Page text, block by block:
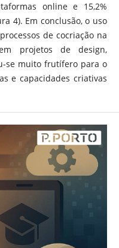
online e 15,2%
4). Em conclusão, o uso
de cocriação na
projetos de design,
se muito frutífero para o
e capacidades criativas